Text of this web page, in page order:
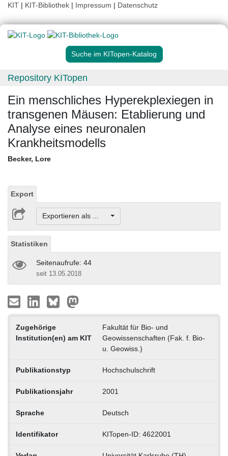
KIT | KIT-Bibliothek | Impressum | Datenschutz
Suche im KITopen-Katalog
Repository KITopen
Ein menschliches Hyperekplexiegen in
transgenen Mäusen: Etablierung und
Analyse eines neuronalen
Krankheitsmodells
Becker, Lore
Export
Exportieren als ...
Statistiken
Seitenaufrufe: 44
seit 13.05.2018
Zugehörige
Institution(en) am KIT
Fakultät für Bio- und
Geowissenschaften (Fak. f. Bio-
u. Geowiss.)
Publikationstyp Hochschulschrift
Publikationsjahr 2001
Sprache Deutsch
Identifikator KITopen-ID: 4622001